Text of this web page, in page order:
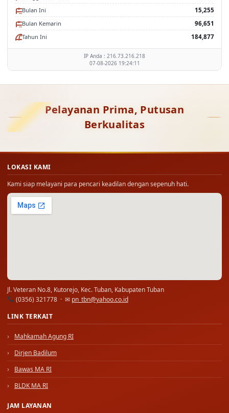
Bulan Ini
15,255
Bulan Kemarin
96,651
Tahun Ini
184,877
IP Anda : 216.73.216.218
07-08-2026 19:24:11
Pelayanan Prima, Putusan
Berkualitas
LOKASI KAMI
Kami siap melayani para pencari keadilan dengan sepenuh hati.
Jl. Veteran No.8, Kutorejo, Kec. Tuban, Kabupaten Tuban
(0356) 321778 · ✉ pn_tbn@yahoo.co.id
LINK TERKAIT
Mahkamah Agung RI
Dirjen Badilum
Bawas MA RI
BLDK MA RI
JAM LAYANAN